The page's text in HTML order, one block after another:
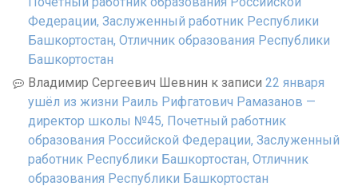
Федерации, Заслуженный работник Республики
Башкортостан, Отличник образования Республики
Башкортостан
Владимир Сергеевич Шевнин к записи 22 января
ушёл из жизни Раиль Рифгатович Рамазанов —
директор школы №45, Почетный работник
образования Российской Федерации, Заслуженный
работник Республики Башкортостан, Отличник
образования Республики Башкортостан